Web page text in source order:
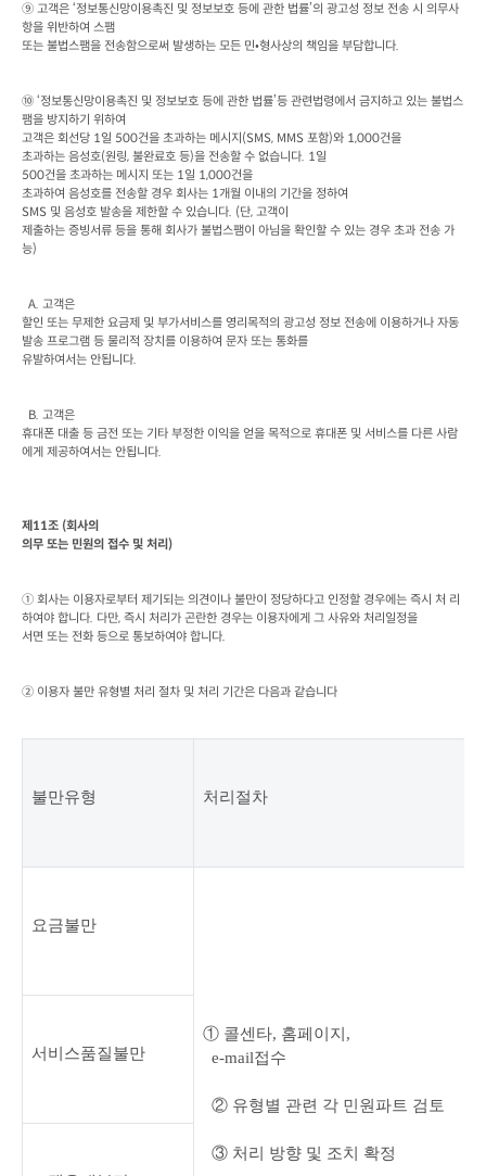
⑨ 고객은 ‘정보통신망이용촉진 및 정보보호 등에 관한 법률’의 광고성 정보 전송 시 의무사
항을 위반하여 스팸
또는 불법스팸을 전송함으로써 발생하는 모든 민•형사상의 책임을 부담합니다.
⑩ ‘정보통신망이용촉진 및 정보보호 등에 관한 법률’등 관련법령에서 금지하고 있는 불법스
팸을 방지하기 위하여
고객은 회선당 1일 500건을 초과하는 메시지 (SMS, MMS 포함)와 1,000건을
초과하는 음성호(원링, 불완료호 등)을 전송할 수 없습니다. 1일
500건을 초과하는 메시지 또는 1일 1,000건을
초과하여 음성호를 전송할 경우 회사는 1개월 이내의 기간을 정하여
SMS 및 음성호 발송을 제한할 수 있습니다. (단, 고객이
제출하는 증빙서류 등을 통해 회사가 불법스팸이 아님을 확인할 수 있는 경우 초과 전송 가
능)
  A.
고객은
할인 또는 무제한 요금제 및 부가서비스를 영리목적의 광고성 정보 전송에 이용하거나 자동
발송 프로그램 등 물리적 장치를 이용하여 문자 또는 통화를
유발하여서는 안됩니다.
  B.
고객은
휴대폰 대출 등 금전 또는 기타 부정한 이익을 얻을 목적으로 휴대폰 및 서비스를 다른 사람
에게 제공하여서는 안됩니다.
제 11조 (회사의
의무 또는 민원의 접수 및 처리 )
① 회사는 이용자로부터 제기되는 의견이나 불만이 정당하다고 인정할 경우에는 즉시 처 리
하여야 합니다. 다만, 즉시 처리가 곤란한 경우는 이용자에게 그 사유와 처리일정을
서면 또는 전화 등으로 통보하여야 합니다.
② 이용자 불만 유형별 처리 절차 및 처리 기간은 다음과 같습니다
불만유형 처리절차
요금불만
① 콜센타, 홈페이지 ,
  e-mail
접수
② 유형별 관련 각 민원파트 검토
③ 처리 방향 및 조치 확정
서비스품질불만